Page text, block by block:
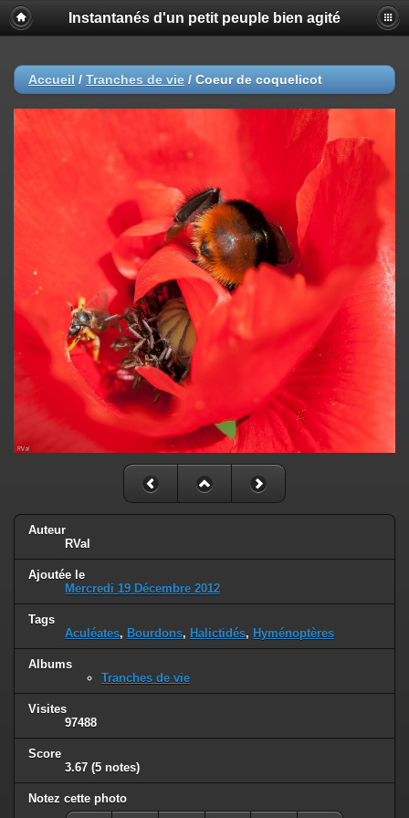
Instantanés d'un petit peuple bien agité
Accueil / Tranches de vie / Coeur de coquelicot
Auteur
RVal
Ajoutée le
Mercredi 19 Décembre 2012
Tags
Aculéates, Bourdons, Halictidés, Hyménoptères
Albums
Tranches de vie
Visites
97488
Score
3.67 (5 notes)
Notez cette photo